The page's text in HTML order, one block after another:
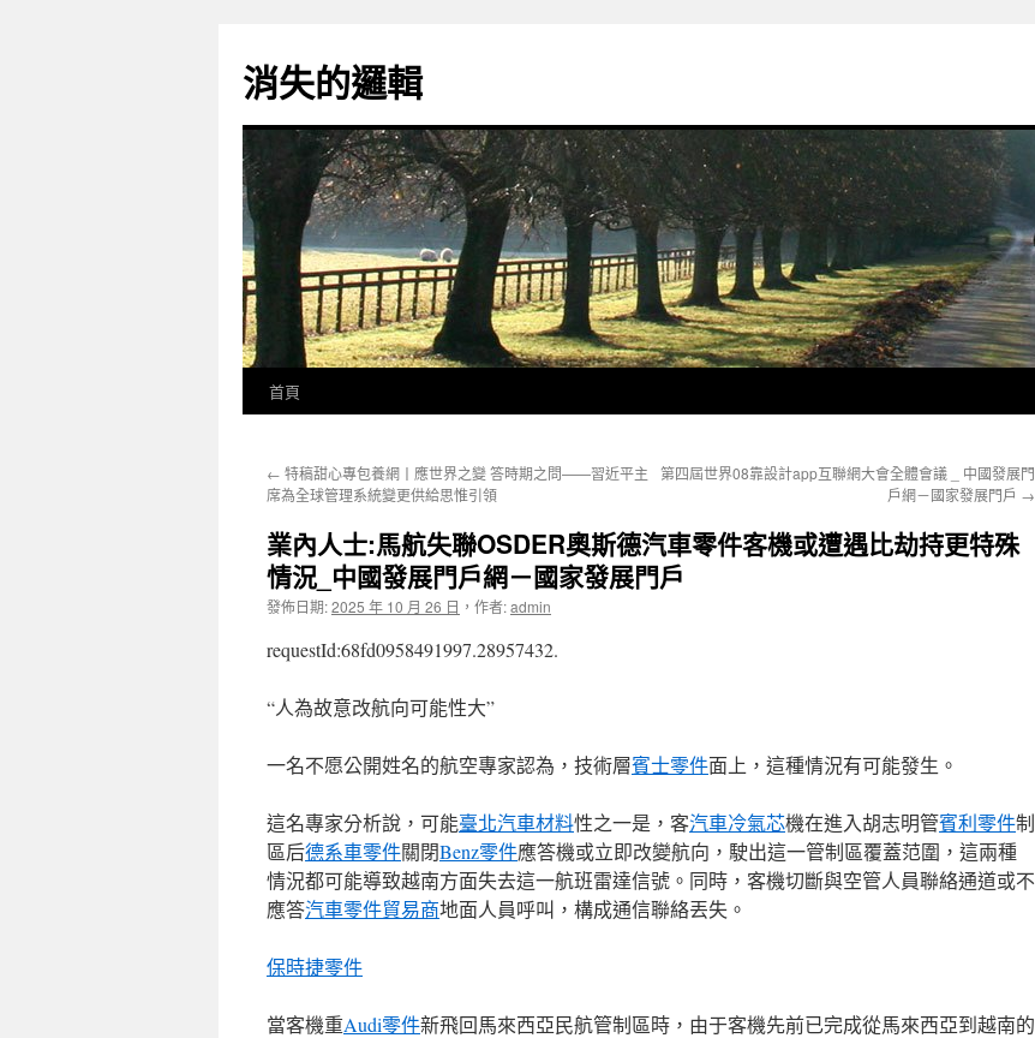
主
要
消失的邏輯
首頁
← 特稿甜心專包養網丨應世界之變 答時期之問——習近平主
席為全球管理系統變更供給思惟引領
第四屆世界08靠設計app互聯網大會全體會議 _ 中國發展門
戶網－國家發展門戶 →
業內人士:馬航失聯OSDER奧斯德汽車零件客機或遭遇比劫持更特殊
情況_中國發展門戶網－國家發展門戶
發佈日期:2025 年 10 月 26 日 ， 作者:admin
requestId:68fd0958491997.28957432.
“人為故意改航向可能性大”
一名不愿公開姓名的航空專家認為，技術層賓士零件面上，這種情況有可能發生。
這名專家分析說，可能臺北汽車材料性之一是，客汽車冷氣芯機在進入胡志明管賓利零件制
區后德系車零件關閉Benz零件應答機或立即改變航向，駛出這一管制區覆蓋范圍，這兩種
情況都可能導致越南方面失去這一航班雷達信號。同時，客機切斷與空管人員聯絡通道或不
應答汽車零件貿易商地面人員呼叫，構成通信聯絡丟失。
保時捷零件
當客機重Audi零件新飛回馬來西亞民航管制區時，由于客機先前已完成從馬來西亞到越南的